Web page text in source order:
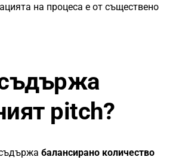
на процеса е от съществено
pitch?
балансирано количество